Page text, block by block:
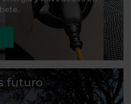
futuro